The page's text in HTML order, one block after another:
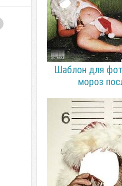
Шаблон для
мороз